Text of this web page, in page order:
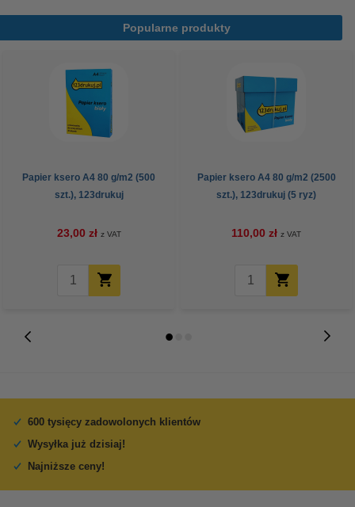
Popularne produkty
Papier ksero A4 80 g/m2 (500
szt.), 123drukuj
23,00 zł z VAT
Papier ksero A4 80 g/m2 (2500
szt.), 123drukuj (5 ryz)
110,00 zł z VAT
600 tysięcy zadowolonych klientów
Wysyłka już dzisiaj!
Najniższe ceny!